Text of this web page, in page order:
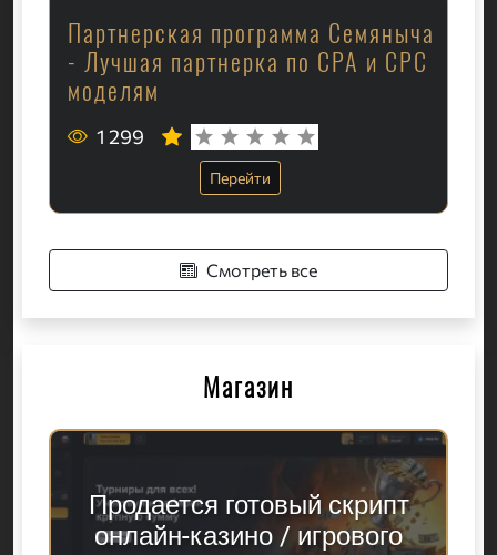
Партнерская программа Семяныча
- Лучшая партнерка по CPA и CPC
моделям
1 299
Перейти
Смотреть все
Магазин
Продается готовый скрипт
онлайн-казино / игрового